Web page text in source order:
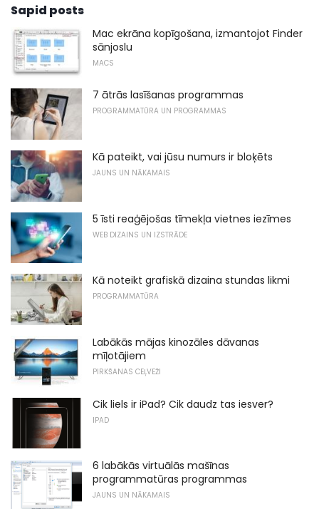
Sapid posts
Mac ekrāna kopīgošana, izmantojot Finder
sānjoslu
MACS
7 ātrās lasīšanas programmas
PROGRAMMATŪRA UN PROGRAMMAS
Kā pateikt, vai jūsu numurs ir bloķēts
JAUNS UN NĀKAMAIS
5 īsti reaģējošas tīmekļa vietnes iezīmes
WEB DIZAINS UN IZSTRĀDE
Kā noteikt grafiskā dizaina stundas likmi
PROGRAMMATŪRA
Labākās mājas kinozāles dāvanas
mīļotājiem
PIRKŠANAS CEĻVEŽI
Cik liels ir iPad? Cik daudz tas iesver?
IPAD
6 labākās virtuālās mašīnas
programmatūras programmas
JAUNS UN NĀKAMAIS